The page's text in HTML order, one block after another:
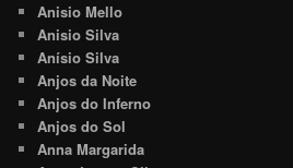
Anisio Mello
Anisio Silva
Anísio Silva
Anjos da Noite
Anjos do Inferno
Anjos do Sol
Anna Margarida